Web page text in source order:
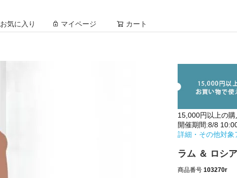
お気に入り マイページ カート
15,000円以上の
開催期間:8/8
詳細・その他対象
ラム ＆ ロシ
商品番号 103270r